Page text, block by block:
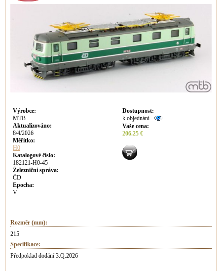
Výrobce:
MTB
Aktualizováno:
8/4/2026
Měřítko:
H0
Katalogové číslo:
182121-H0-45
Železniční správa:
ČD
Epocha:
V
Dostupnost:
k objednání
Vaše cena:
206.25 €
Rozměr (mm):
215
Specifikace:
Předpoklad dodání 3.Q.2026